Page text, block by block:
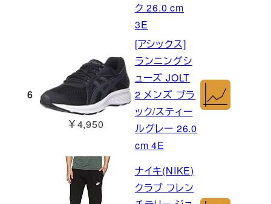
ク 26.0 cm
3E
6
￥4,950
[アシックス]
ランニングシ
ューズ JOLT
2 メンズ ブラ
ック/スティー
ルグレー 26.0
cm 4E
ナイキ(NIKE)
クラブ フレン